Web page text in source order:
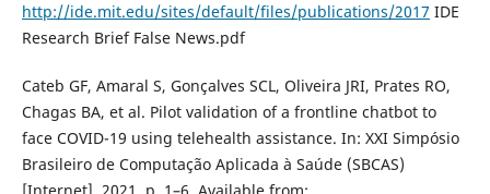
http://ide.mit.edu/sites/default/files/publications/2017 IDE
Research Brief False News.pdf
Cateb GF, Amaral S, Gonçalves SCL, Oliveira JRI, Prates RO,
Chagas BA, et al. Pilot validation of a frontline chatbot to
face COVID-19 using telehealth assistance. In: XXI Simpósio
Brasileiro de Computação Aplicada à Saúde (SBCAS)